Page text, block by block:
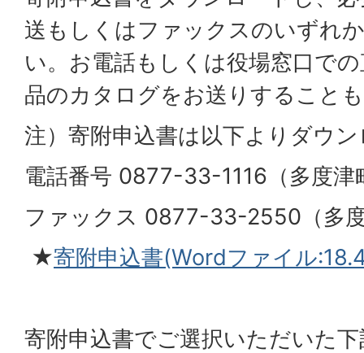
送もしくはファックスのいずれ
い。お電話もしくは役場窓口で
品のカタログをお送りすること
注）寄附申込書は以下よりダウ
電話番号 0877-33-1116（多度津
ファックス 0877-33-2550（多
★寄附申込書(Wordファイル
寄附申込書でご選択いただいた